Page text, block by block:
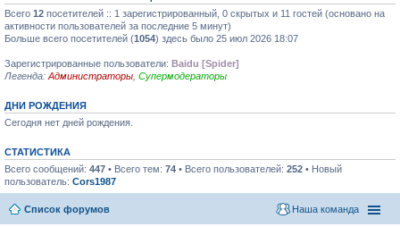
Всего 12 посетителей :: 1 зарегистрированный, 0 скрытых и 11 гостей (основано на
активности пользователей за последние 5 минут)
Больше всего посетителей (1054) здесь было 25 июл 2026 18:07
Зарегистрированные пользователи: Baidu [Spider]
Легенда: Администраторы Супермодераторы
ДНИ РОЖДЕНИЯ
Сегодня нет дней рождения.
СТАТИСТИКА
Всего сообщений: 447 • Всего тем: 74 • Всего пользователей: 252 • Новый
пользователь: Cors1987
Список форумов Наша команда